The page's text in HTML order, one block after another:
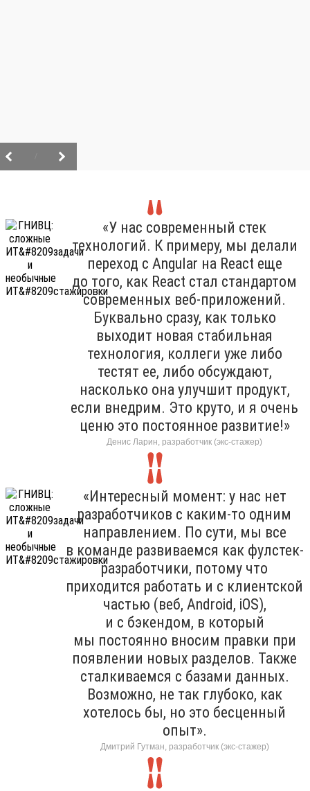
«У нас современный стек
технологий. К примеру, мы делали
переход с Angular на React еще
до того, как React стал стандартом
современных веб-приложений.
Буквально сразу, как только
выходит новая стабильная
технология, коллеги уже либо
тестят ее, либо обсуждают,
насколько она улучшит продукт,
если внедрим. Это круто, и я очень
ценю это постоянное развитие!»
Денис Ларин, разработчик (экс-стажер)
«Интересный момент: у нас нет
разработчиков с каким-то одним
направлением. По сути, мы все
в команде развиваемся как фулстек-
разработчики, потому что
приходится работать и с клиентской
частью (веб, Android, iOS),
и с бэкендом, в который
мы постоянно вносим правки при
появлении новых разделов. Также
сталкиваемся с базами данных.
Возможно, не так глубоко, как
хотелось бы, но это бесценный
опыт».
Дмитрий Гутман, разработчик (экс-стажер)